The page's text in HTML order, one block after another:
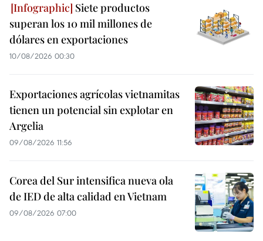
Siete productos
superan los 10 mil millones de
dólares en exportaciones
10/08/2026 00:30
Exportaciones agrícolas vietnamitas
tienen un potencial sin explotar en
Argelia
09/08/2026 11:56
Corea del Sur intensifica nueva ola
de IED de alta calidad en Vietnam
09/08/2026 07:00